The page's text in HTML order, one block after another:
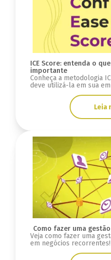
ICE Score: entenda o
importante
Conheça a metodologia
deve utilizá-la em sua
Leia
Como fazer uma
Veja como fazer uma
em negócios recorrentes!